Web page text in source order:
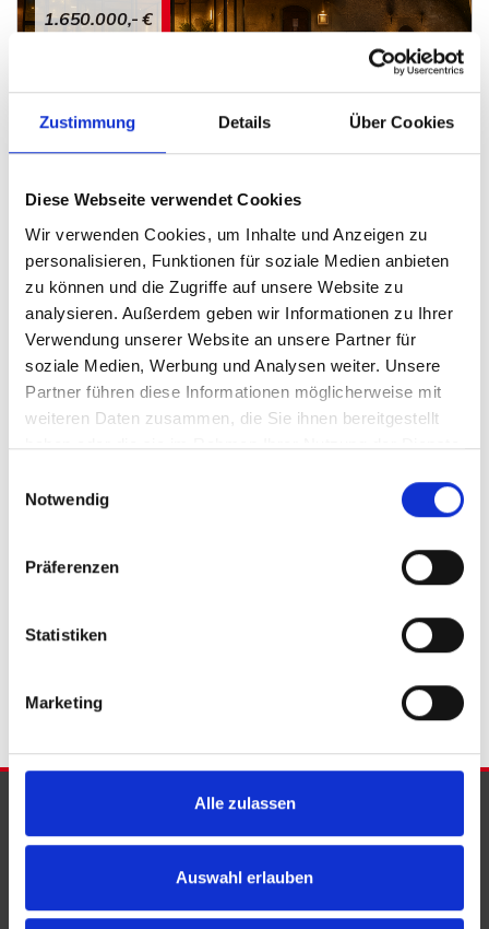
Zustimmung Details Über Cookies
Diese Webseite verwendet Cookies
Wir verwenden Cookies, um Inhalte und Anzeigen zu
personalisieren, Funktionen für soziale Medien anbieten
zu können und die Zugriffe auf unsere Website zu
analysieren. Außerdem geben wir Informationen zu Ihrer
Verwendung unserer Website an unsere Partner für
soziale Medien, Werbung und Analysen weiter. Unsere
Partner führen diese Informationen möglicherweise mit
weiteren Daten zusammen, die Sie ihnen bereitgestellt
haben oder die sie im Rahmen Ihrer Nutzung der Dienste
Notwendig
Präferenzen
Statistiken
Marketing
Alle zulassen
Auswahl erlauben
1.650.000,- €
Unikat der Mindener Stadtgeschichte
Gastgewerbe
FLÄCHE
525.000,- €
Minden
526 m²
PARTNER & AUSZEICHNUNGEN